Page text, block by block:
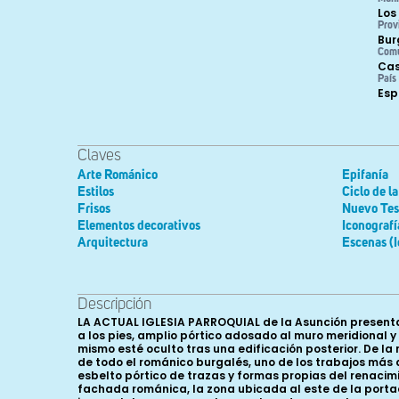
País
Claves
Arte Románico
Estilos
Frisos
Elementos decorativos
Arquitectura
Epifanía
Ciclo de
Nuevo
Escenas
Descripción
LA ACTUAL IGLESIA PARROQUIAL de la Asunción presenta una fábrica de trazas renacentistas, de una sola nave, muros de sillería y sillarejo, cubierta de bóvedas de crucería, torre a los pies, amplio pórtico adosado al muro meridional y cabecera recta. De lo que fuera la construcción románica queda en pie el muro meridional completo, aunque una parte del mismo esté oculto tras una edificación posterior. De la misma se ha respetado en su integridad toda la fachada meridional, constituyendo uno de los conjuntos más importantes de todo el románico burgalés, uno de los trabajos más depurados y bellos de los maestros ligados al mundo silense. Toda esta monumental fachada está enmarcada en un esbelto pórtico de trazas y formas propias del renacimiento pleno. La escalera de caracol de acceso a la parte superior del templo oculta tras de sí parte de lo que fuera la fachada románica, la zona ubicada al este de la portada. Está constituida por una portada adosada y abocinada flanqueada respectivamente por sendas arcadas ciegas -incompletas- y una ventana colocada en un plano superior siguiendo el eje del engarce de las arcadas. La portada, las arcadas y la ventana de la izquierda del espectador se encuentran actualmente cobijadas bajo el referido pórtico, que no impide su visión. La portada es abocinada, con tres arquivoltas de las que sólo la tercera lleva decoración escultórica, presentando las restantes molduras de medio bocel. Tiene tímpano apeado en dos ménsulas, todo ello recubierto de escultura. En cada jamba vemos tres columnas, de las que la exterior es doble. Sus basas descansan en un poyo corrido. Las arcadas decorativas son de medio punto y se apoyan en columnas cuyas basas descansan en un poyo que es continuación del visto en la portada. Las ventanas están también constituidas por un arco de medio punto apeado en dos columnas con sus respectivos capiteles. El vano primitivo ha sido tapiado y actualmente la luz entra a través de un óculo de estructura octogonal. Tanto los tímpanos de las arcadas ciegas como los de las ventanas llevan una decoración de tres arquillos ciegos, uno superpuesto a los otros dos, similar a la vista en alguna de las ventanas de Abajas. El estudio escultórico va a hacerse en el siguiente orden: en primer lugar los capiteles de las arcadas ciegas y de la portada, enumerados correlativamente de izquierda a derecha. En segundo lugar el tímpano, la arquivolta decorada y las ménsulas de la portada. En tercer lugar los capiteles de las ventanas. El primero de los capiteles de las arcadas presenta tres caras decoradas: en la central una hoja sube actuando de eje de simetría de toda la composición. A ambos lados de ella se colocan dos figuras humanas muy perdidas que se dirigen hacia los ángulos del capitel para luchar contra sendos dragones que ocupan las caras laterales; de ellos se conserva bastante bien el de la cara izquierda. El animal cubre su cuerpo con un pelaje voluminoso y lleva una gran ala dispuesta en diagonal.